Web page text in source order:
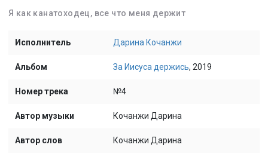
Я как канатоходец, все что меня держит
Исполнитель Дарина Кочанжи
Альбом За Иисуса держись, 2019
Номер трека №4
Автор музыки Кочанжи Дарина
Автор слов Кочанжи Дарина